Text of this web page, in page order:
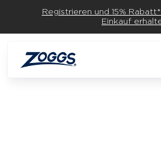
Registrieren und 15%
Einkauf